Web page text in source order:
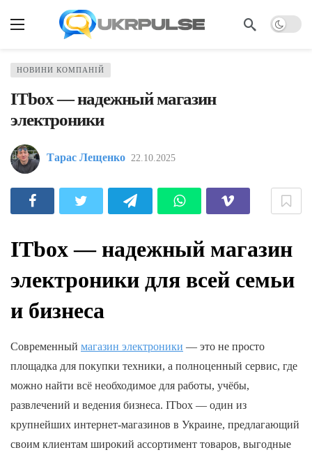
НОВИНИ КОМПАНІЙ
ITbox — надежный магазин
электроники
Тарас Лещенко 22.10.2025
ITbox — надежный магазин
электроники для всей семьи
и бизнеса
Современный магазин электроники — это не просто
площадка для покупки техники, а полноценный сервис, где
можно найти всё необходимое для работы, учёбы,
развлечений и ведения бизнеса. ITbox — один из
крупнейших интернет-магазинов в Украине, предлагающий
своим клиентам широкий ассортимент товаров, выгодные